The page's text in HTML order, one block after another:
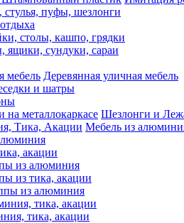
стулья, пуфы, шезлонги
столы, кашпо, грядки
сундуки, сараи
Деревянная уличная мебель
и шатры
Шезлонги и
Мебель из
акации
из алюминия
из тика, акации
из алюминия
тика, акации
тика, акации